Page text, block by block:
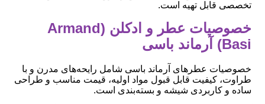
تخصصی قابل تهیه است.
خصوصیات عطر و ادکلن (Armand
Basi) آرماند باسی
خصوصیات عطرهای آرماند باسی شامل رایحه‌های مدرن و با
طراوت، کیفیت قابل قبول مواد اولیه، قیمت مناسب و طراحی
ساده و کاربردی شیشه و بسته‌بندی است.